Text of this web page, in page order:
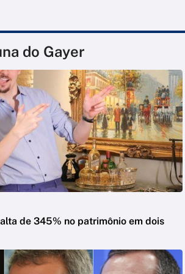
do Gayer
de 345% no patrimônio em dois